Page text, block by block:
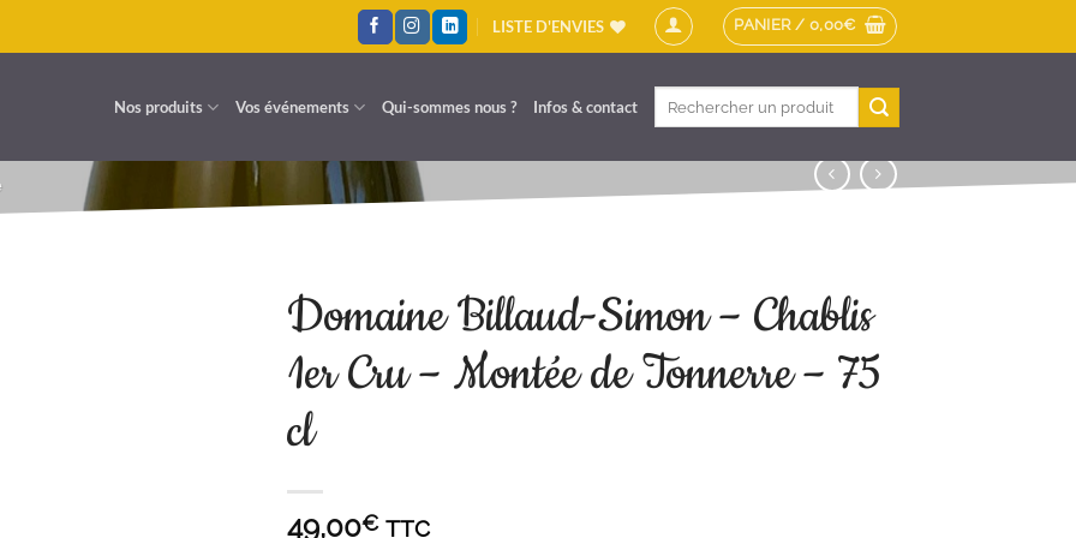
LISTE D'ENVIES PANIER / 0,00€
Nos produits Vos événements Qui-sommes nous ? Infos & contact
Recherche
Domaine Billaud-Simon – Chablis
1er Cru – Montée de Tonnerre – 75
cl
49,00€ TTC